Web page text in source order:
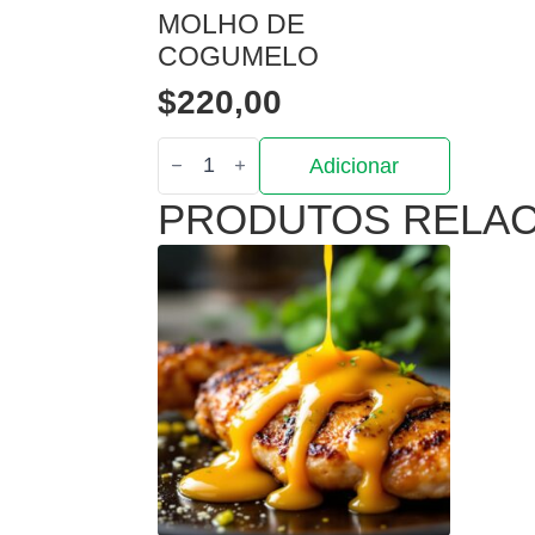
MOLHO DE
COGUMELO
$220,00
Quantidade
de
Molho
de
Cogumelo
Adicionar
PRODUTOS